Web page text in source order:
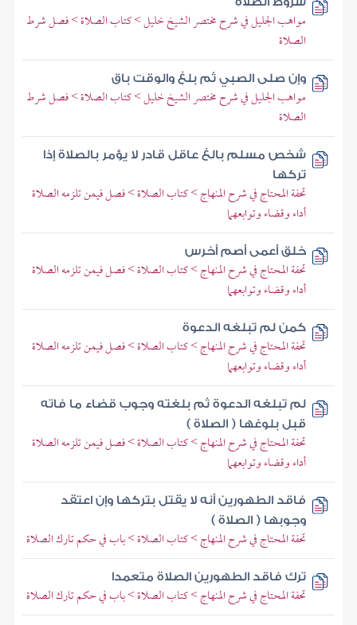
مواهب الجليل في شرح مختصر الشيخ خليل > كتاب الصلاة > فصل شرط
الصلاة
وإن صلى الصبي ثم بلغ والوقت باق
مواهب الجليل في شرح مختصر الشيخ خليل > كتاب الصلاة > فصل شرط
الصلاة
شخص مسلم بالغ عاقل قادر لا يؤمر بالصلاة إذا
تركها
تحفة المحتاج في شرح المنهاج > كتاب الصلاة > فصل فيمن تلزمه الصلاة
أداء وقضاء وتوابعهما
خلق أعمى أصم أخرس
تحفة المحتاج في شرح المنهاج > كتاب الصلاة > فصل فيمن تلزمه الصلاة
أداء وقضاء وتوابعهما
كمن لم تبلغه الدعوة
تحفة المحتاج في شرح المنهاج > كتاب الصلاة > فصل فيمن تلزمه الصلاة
أداء وقضاء وتوابعهما
لم تبلغه الدعوة ثم بلغته وجوب قضاء ما فاته
قبل بلوغها ( الصلاة )
تحفة المحتاج في شرح المنهاج > كتاب الصلاة > فصل فيمن تلزمه الصلاة
أداء وقضاء وتوابعهما
فاقد الطهورين أنه لا يقتل بتركها وإن اعتقد
وجوبها ( الصلاة )
تحفة المحتاج في شرح المنهاج > كتاب الصلاة > باب في حكم تارك الصلاة
ترك فاقد الطهورين الصلاة متعمدا
تحفة المحتاج في شرح المنهاج > كتاب الصلاة > باب في حكم تارك الصلاة